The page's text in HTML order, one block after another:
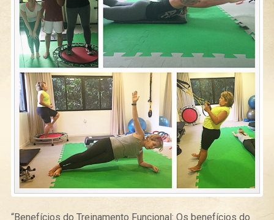
“Benefícios do Treinamento Funcional: Os benefícios do